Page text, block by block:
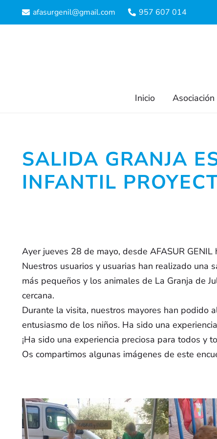
afasurgenil@gmail.com 957 607 014
Inicio Asociación
SALIDA GRANJA
INFANTIL
Ayer jueves 28 de mayo, desde AFASUR
Nuestros usuarios y usuarias han realizado una
más pequeños y los animales de La Granja de
cercana.
Durante la visita, nuestros mayores han podido
entusiasmo de los niños. Ha sido una
¡Ha sido una experiencia preciosa para todos y
Os compartimos algunas imágenes de este
Contacto
C/ Modesto Carmona, nº 4.
14500, Puente Genil
(Córdoba)
957 607 014
Presidente: 680 134 007
Centro de Día: 630 855
837
Aviso
Política